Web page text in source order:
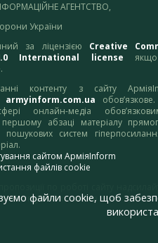
АГЕНТСТВО,
України
за ліцензією Creative
International license
контенту з сайту
armyinform.com.ua
онлайн-медіа
абзаці матеріалу
пошукових систем
сайтом АрміяInform
файлів cookie
файли cookie, щоб